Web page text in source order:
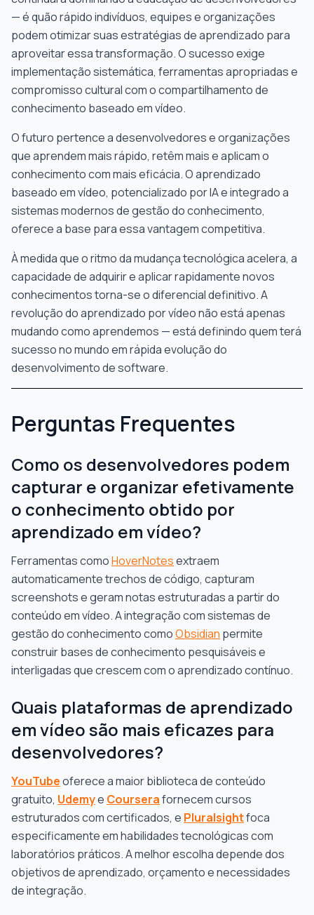
— é quão rápido indivíduos, equipes e organizações
podem otimizar suas estratégias de aprendizado para
aproveitar essa transformação. O sucesso exige
implementação sistemática, ferramentas apropriadas e
compromisso cultural com o compartilhamento de
conhecimento baseado em vídeo.
O futuro pertence a desenvolvedores e organizações
que aprendem mais rápido, retêm mais e aplicam o
conhecimento com mais eficácia. O aprendizado
baseado em vídeo, potencializado por IA e integrado a
sistemas modernos de gestão do conhecimento,
oferece a base para essa vantagem competitiva.
À medida que o ritmo da mudança tecnológica acelera, a
capacidade de adquirir e aplicar rapidamente novos
conhecimentos torna-se o diferencial definitivo. A
revolução do aprendizado por vídeo não está apenas
mudando como aprendemos — está definindo quem terá
sucesso no mundo em rápida evolução do
desenvolvimento de software.
Perguntas Frequentes
Como os desenvolvedores podem
capturar e organizar efetivamente
o conhecimento obtido por
aprendizado em vídeo?
Ferramentas comoHoverNotesextraem
automaticamente trechos de código, capturam
screenshots e geram notas estruturadas a partir do
conteúdo em vídeo. A integração com sistemas de
gestão do conhecimento comoObsidian permite
construir bases de conhecimento pesquisáveis e
interligadas que crescem com o aprendizado contínuo.
Quais plataformas de aprendizado
em vídeo são mais eficazes para
desenvolvedores?
YouTubeoferece a maior biblioteca de conteúdo
gratuito, Udemye Courserafornecem cursos
estruturados com certificados, e Pluralsightfoca
especificamente em habilidades tecnológicas com
laboratórios práticos. A melhor escolha depende dos
objetivos de aprendizado, orçamento e necessidades
de integração.